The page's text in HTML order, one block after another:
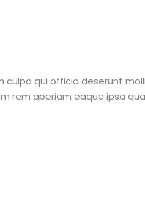
qui officia deserunt
rem aperiam eaque ipsa